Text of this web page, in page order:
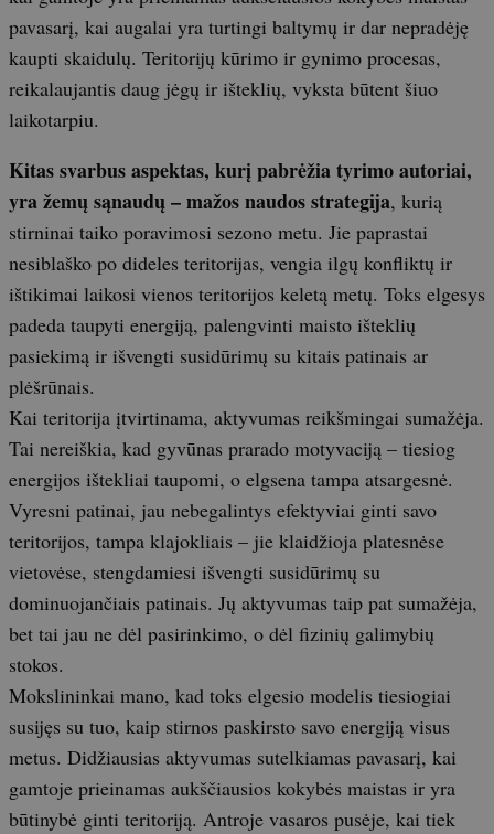
pavasarį, kai augalai yra turtingi baltymų ir dar nepradėję
kaupti skaidulų. Teritorijų kūrimo ir gynimo procesas,
reikalaujantis daug jėgų ir išteklių, vyksta būtent šiuo
laikotarpiu.
Kitas svarbus aspektas, kurį pabrėžia tyrimo autoriai,
yra žemų sąnaudų – mažos naudos strategija, kurią
stirninai taiko poravimosi sezono metu. Jie paprastai
nesiblaško po dideles teritorijas, vengia ilgų konfliktų ir
ištikimai laikosi vienos teritorijos keletą metų. Toks elgesys
padeda taupyti energiją, palengvinti maisto išteklių
pasiekimą ir išvengti susidūrimų su kitais patinais ar
plėšrūnais.
Kai teritorija įtvirtinama, aktyvumas reikšmingai sumažėja.
Tai nereiškia, kad gyvūnas prarado motyvaciją – tiesiog
energijos ištekliai taupomi, o elgsena tampa atsargesnė.
Vyresni patinai, jau nebegalintys efektyviai ginti savo
teritorijos, tampa klajokliais – jie klaidžioja platesnėse
vietovėse, stengdamiesi išvengti susidūrimų su
dominuojančiais patinais. Jų aktyvumas taip pat sumažėja,
bet tai jau ne dėl pasirinkimo, o dėl fizinių galimybių
stokos.
Mokslininkai mano, kad toks elgesio modelis tiesiogiai
susijęs su tuo, kaip stirnos paskirsto savo energiją visus
metus. Didžiausias aktyvumas sutelkiamas pavasarį, kai
gamtoje prieinamas aukščiausios kokybės maistas ir yra
būtinybė ginti teritoriją. Antroje vasaros pusėje, kai tiek